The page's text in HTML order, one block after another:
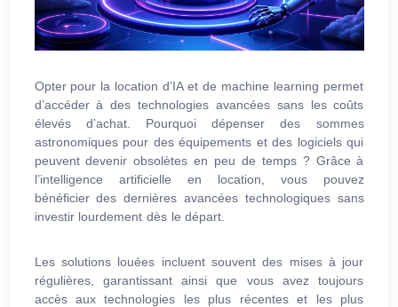
Opter pour la location d’IA et de machine learning permet
d’accéder à des technologies avancées sans les coûts
élevés d’achat. Pourquoi dépenser des sommes
astronomiques pour des équipements et des logiciels qui
peuvent devenir obsolètes en peu de temps ? Grâce à
l’intelligence artificielle en location, vous pouvez
bénéficier des dernières avancées technologiques sans
investir lourdement dès le départ.
Les solutions louées incluent souvent des mises à jour
régulières, garantissant ainsi que vous avez toujours
accès aux technologies les plus récentes et les plus